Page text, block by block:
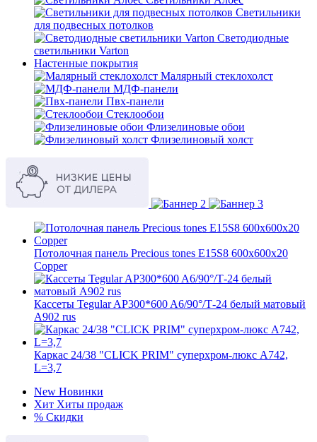
Светильники
для подвесных потолков
Светодиодные
светильники Varton
Настенные покрытия
Малярный стеклохолст
МДФ-панели
Пвх-панели
Стеклообои
Флизелиновые обои
Флизелиновый холст
Потолочная панель Precious tones E15S8 600x600x20
Copper
Кассеты Tegular AP300*600 A6/90°/Т-24 белый матовый
А902 rus
Каркас 24/38 "CLICK PRIM" суперхром-люкс А742,
L=3,7
New Новинки
Хит Хиты продаж
% Скидки